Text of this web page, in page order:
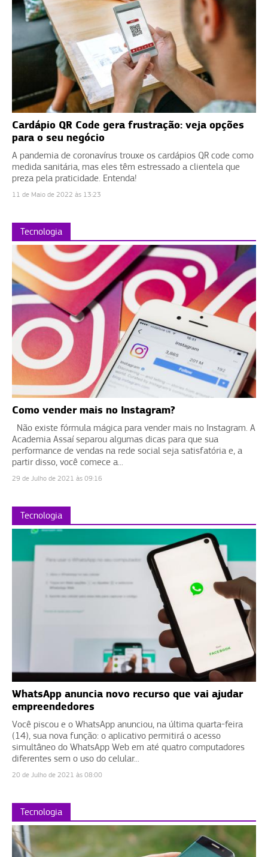
Cardápio QR Code gera frustração: veja opções
para o seu negócio
A pandemia de coronavírus trouxe os cardápios QR code como
medida sanitária, mas eles têm estressado a clientela que
preza pela praticidade. Entenda!
11 de Maio de 2022 às 13:23
Tecnologia
Como vender mais no Instagram?
Não existe fórmula mágica para vender mais no Instagram. A
Academia Assaí separou algumas dicas para que sua
performance de vendas na rede social seja satisfatória e, a
partir disso, você comece a...
29 de Julho de 2021 às 09:16
Tecnologia
WhatsApp anuncia novo recurso que vai ajudar
empreendedores
Você piscou e o WhatsApp anunciou, na última quarta-feira
(14), sua nova função: o aplicativo permitirá o acesso
simultâneo do WhatsApp Web em até quatro computadores
diferentes sem o uso do celular...
20 de Julho de 2021 às 08:00
Tecnologia